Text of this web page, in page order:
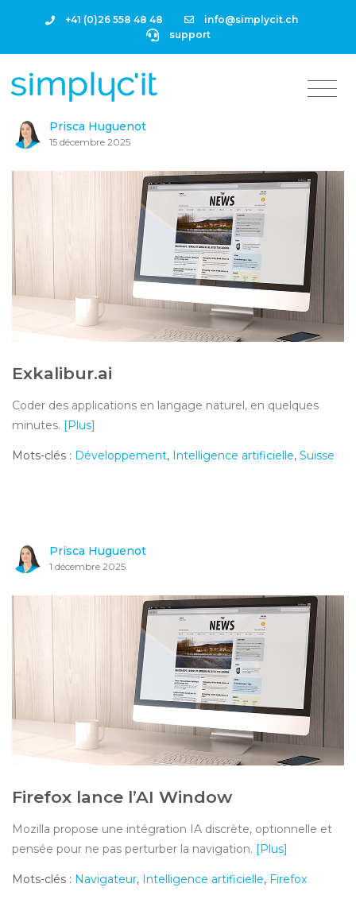
+41 (0)26 558 48 48
info@simplycit.ch
support
Prisca Huguenot
15 décembre 2025
Exkalibur.ai
Coder des applications en langage naturel, en quelques
minutes. [Plus]
Mots-clés : Développement, Intelligence artificielle, Suisse
Prisca Huguenot
1 décembre 2025
Firefox lance l’AI Window
Mozilla propose une intégration IA discrète, optionnelle et
pensée pour ne pas perturber la navigation. [Plus]
Mots-clés : Navigateur, Intelligence artificielle, Firefox